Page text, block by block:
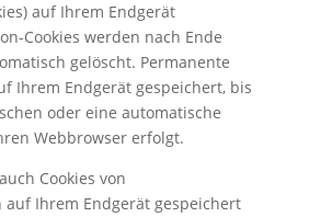
auf Ihrem Endgerät
Cookies werden nach Ende
gelöscht. Permanente
Ihrem Endgerät gespeichert, bis
oder eine automatische
Webbrowser erfolgt.
Cookies von
Ihrem Endgerät gespeichert